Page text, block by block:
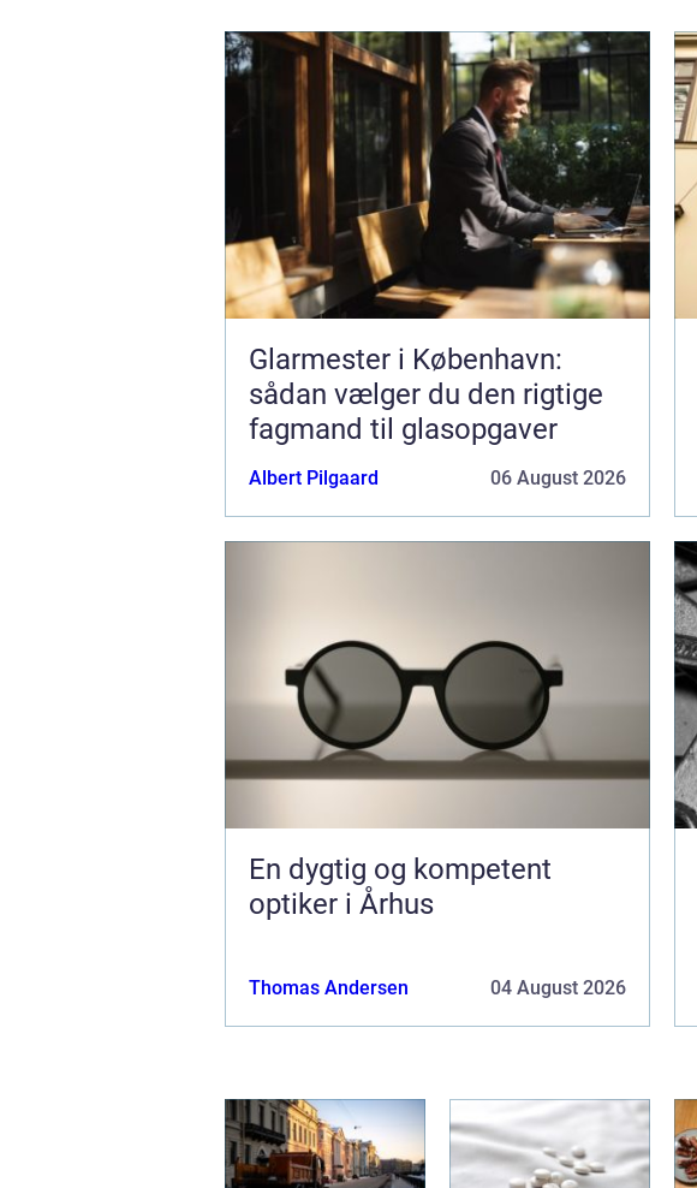
Glarmester i København:
sådan vælger du den rigtige
fagmand til glasopgaver
Albert Pilgaard 06 August 2026
En dygtig og kompetent
optiker i Århus
Thomas Andersen 04 August 2026